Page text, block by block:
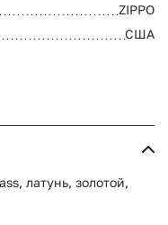
ZIPPO
США
латунь, золотой,